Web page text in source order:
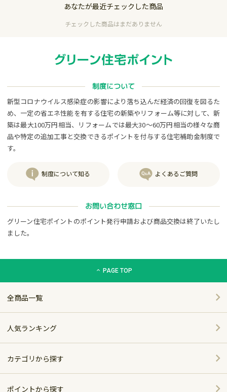
あなたが最近チェックした商品
チェックした商品はまだありません
制度について
新型コロナウイルス感染症の影響により落ち込んだ経済の回復を図るた
め、一定の省エネ性能を有する住宅の新築やリフォーム等に対して、新
築は最大100万円相当、リフォームでは最大30～60万円相当の様々な商
品や特定の追加工事と交換できるポイントを付与する住宅補助金制度で
す。
制度について知る よくあるご質問
お問い合わせ窓口
グリーン住宅ポイントのポイント発行申請および商品交換は終了いたし
ました。
グリーン住宅ポイント交換商品カタログサイト「エコdeギフ
PAGE TOP
全商品一覧
人気ランキング
カテゴリから探す
家電
ポイントから探す